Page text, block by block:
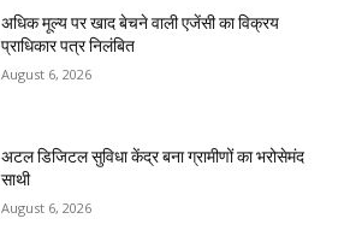
अधिक मूल्य पर खाद बेचने वाली एजेंसी का विक्रय
प्राधिकार पत्र निलंबित
August 6, 2026
अटल डिजिटल सुविधा केंद्र बना ग्रामीणों का भरोसेमंद
साथी
August 6, 2026